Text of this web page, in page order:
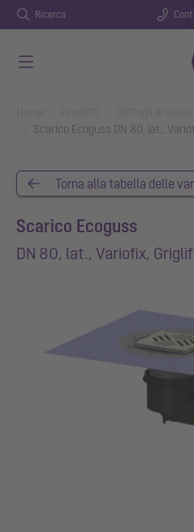
Ricerca
Scarico Ecoguss DN 80, lat.,
Torna alla tabella delle
Scarico Ecoguss
DN 80, lat., Variofix,